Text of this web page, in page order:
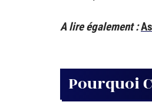
A lire également :
Pourquoi